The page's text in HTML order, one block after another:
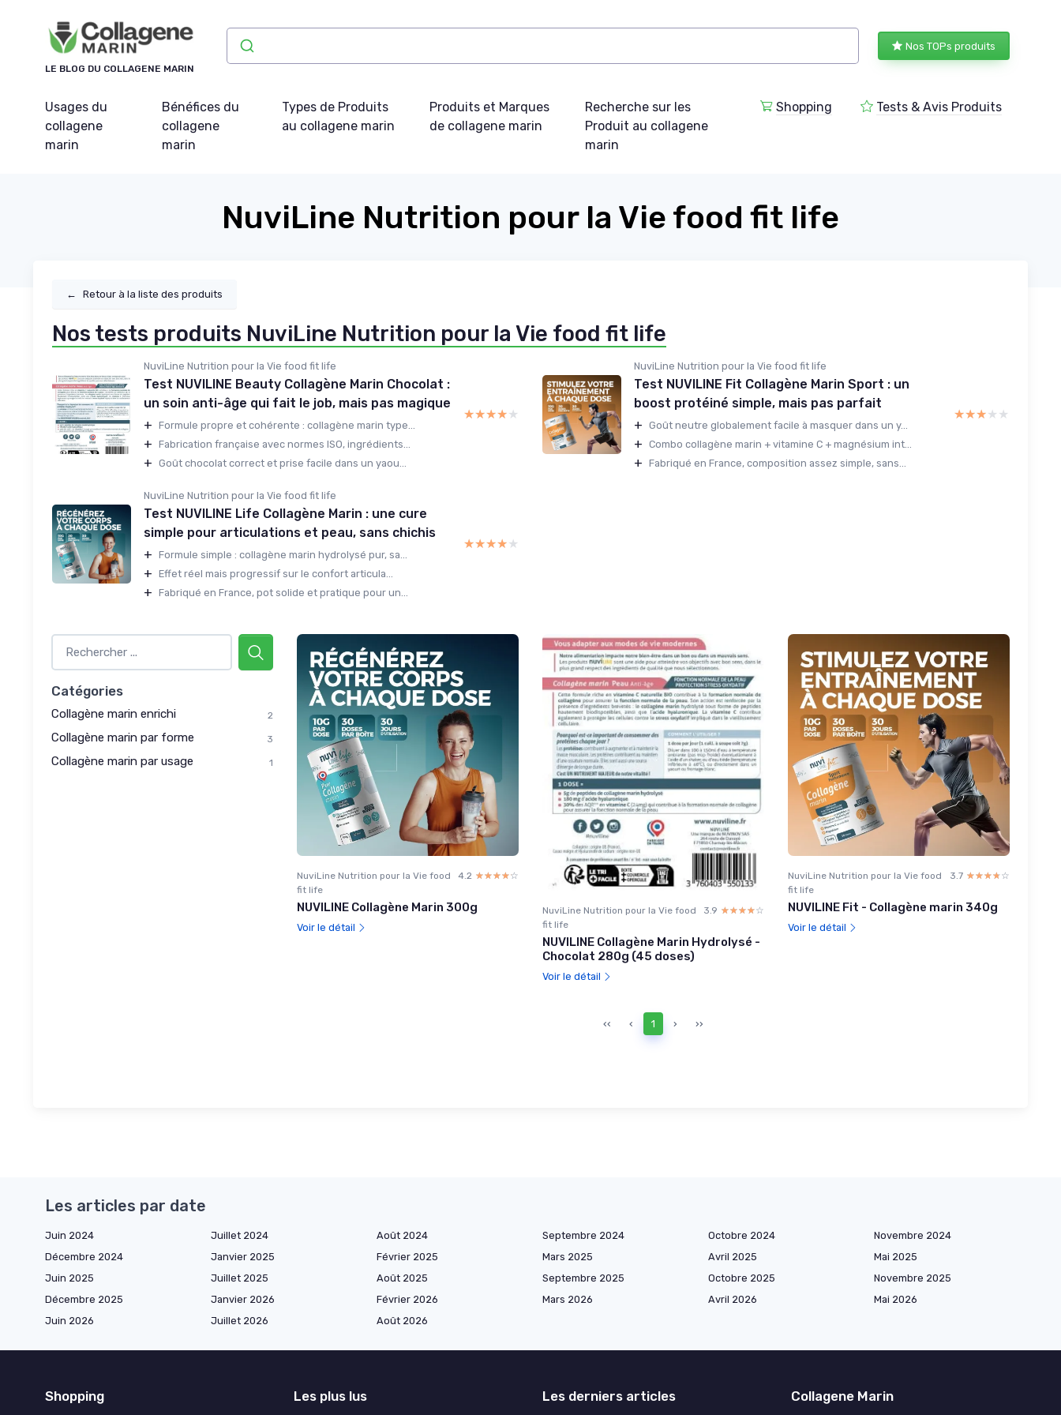
LE BLOG DU COLLAGENE MARIN
Nos TOPs produits
Usages du
collagene
marin
Bénéfices du
collagene
marin
Types de Produits
au collagene marin
Produits et Marques
de collagene marin
Recherche sur les
Produit au collagene
marin
Shopping Tests & Avis Produits
NuviLine Nutrition pour la Vie food fit life
← Retour à la liste des produits
Nos tests produits NuviLine Nutrition pour la Vie food fit life
NuviLine Nutrition pour la Vie food fit life
Test NUVILINE Beauty Collagène Marin Chocolat :
un soin anti-âge qui fait le job, mais pas magique
+ Formule propre et cohérente : collagène marin type...
+ Fabrication française avec normes ISO, ingrédients...
+ Goût chocolat correct et prise facile dans un yaou...
★★★★★
★★★★★
NuviLine Nutrition pour la Vie food fit life
Test NUVILINE Fit Collagène Marin Sport : un
boost protéiné simple, mais pas parfait
+ Goût neutre globalement facile à masquer dans un y...
+ Combo collagène marin + vitamine C + magnésium int...
+ Fabriqué en France, composition assez simple, sans...
★★★★★
★★★★★
NuviLine Nutrition pour la Vie food fit life
Test NUVILINE Life Collagène Marin : une cure
simple pour articulations et peau, sans chichis
+ Formule simple : collagène marin hydrolysé pur, sa...
+ Effet réel mais progressif sur le confort articula...
+ Fabriqué en France, pot solide et pratique pour un...
★★★★★
★★★★★
Catégories
Collagène marin enrichi 2
Collagène marin par forme 3
Collagène marin par usage 1
NuviLine Nutrition pour la Vie food
fit life
4.2 ☆☆☆☆☆
★★★★★
NUVILINE Collagène Marin 300g
Voir le détail
NuviLine Nutrition pour la Vie food
fit life
3.9 ☆☆☆☆☆
★★★★★
NUVILINE Collagène Marin Hydrolysé -
Chocolat 280g (45 doses)
Voir le détail
NuviLine Nutrition pour la Vie food
fit life
3.7 ☆☆☆☆☆
★★★★★
NUVILINE Fit - Collagène marin 340g
Voir le détail
‹‹ ‹ 1 › ››
Les articles par date
Juin 2024 Juillet 2024 Août 2024 Septembre 2024 Octobre 2024
Novembre 2024
Décembre 2024
Janvier 2025 Février 2025 Mars 2025 Avril 2025
Mai 2025
Juin 2025
Juillet 2025 Août 2025 Septembre 2025 Octobre 2025
Novembre 2025
Décembre 2025
Janvier 2026 Février 2026 Mars 2026 Avril 2026
Mai 2026
Juin 2026
Juillet 2026 Août 2026
Shopping Les plus lus Les derniers articles Collagene Marin